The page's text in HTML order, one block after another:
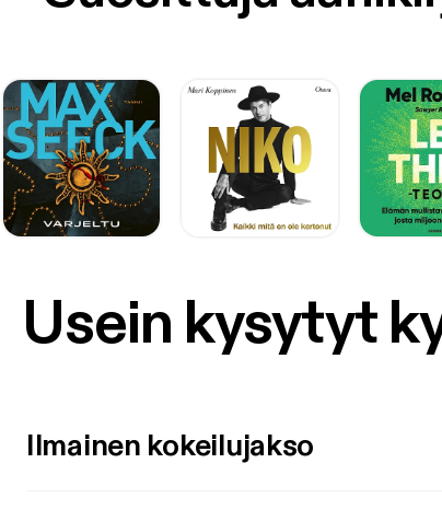
Usein kysytyt
Ilmainen kokeilujakso